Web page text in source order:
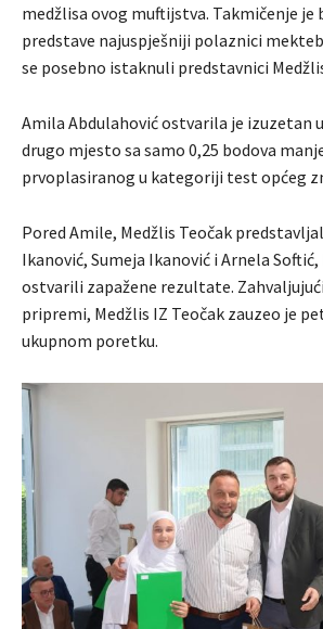
medžlisa ovog muftijstva. Takmičenje je
predstave najuspješniji polaznici
se posebno istaknuli predstavnici
Amila Abdulahović ostvarila je izuzetan
drugo mjesto sa samo 0,25 bodova
prvoplasiranog u kategoriji test općeg
Pored Amile, Medžlis Teočak
Ikanović, Sumeja Ikanović i Arnela
ostvarili zapažene rezultate.
pripremi, Medžlis IZ Teočak zauzeo je
ukupnom poretku.